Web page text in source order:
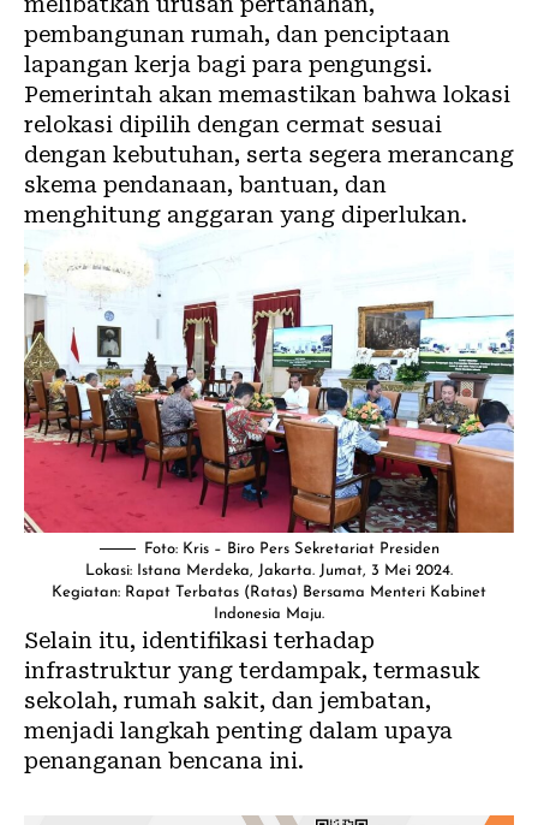
pembangunan rumah, dan penciptaan
lapangan kerja bagi para pengungsi.
Pemerintah akan memastikan bahwa lokasi
relokasi dipilih dengan cermat sesuai
dengan kebutuhan, serta segera merancang
skema pendanaan, bantuan, dan
menghitung anggaran yang diperlukan.
Foto: Kris – Biro Pers Sekretariat Presiden
Lokasi: Istana Merdeka, Jakarta. Jumat, 3 Mei 2024.
Kegiatan: Rapat Terbatas (Ratas) Bersama Menteri Kabinet
Indonesia Maju.
Selain itu, identifikasi terhadap
infrastruktur yang terdampak, termasuk
sekolah, rumah sakit, dan jembatan,
menjadi langkah penting dalam upaya
penanganan bencana ini.